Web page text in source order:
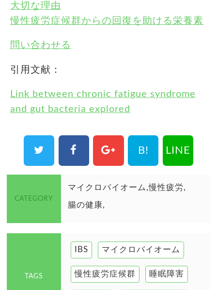
大切な理由
慢性疲労症候群からの回復を助ける栄養素
問い合わせる
引用文献：
Link between chronic fatigue syndrome
and gut bacteria explored
B! LINE
CATEGORY
マイクロバイオーム 慢性疲労
腸の健康
TAGS
IBS マイクロバイオーム
慢性疲労症候群 睡眠障害